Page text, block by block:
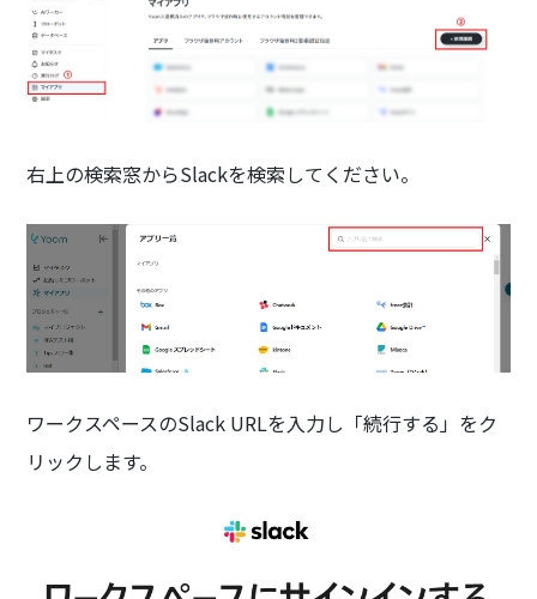
右上の検索窓からSlackを検索してください。
ワークスペースのSlack URLを入力し「続行する」をク
リックします。